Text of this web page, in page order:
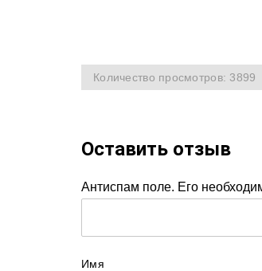
Количество просмотров: 3899
Оставить отзыв
Антиспам поле. Его
Имя